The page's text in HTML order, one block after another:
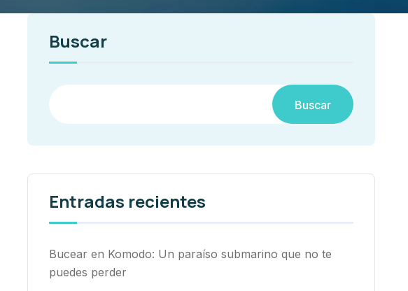
Buscar
Buscar
Entradas recientes
Bucear en Komodo: Un paraíso submarino que no te
puedes perder